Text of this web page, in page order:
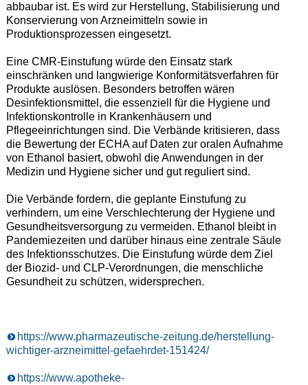
abbaubar ist. Es wird zur Herstellung, Stabilisierung und
Konservierung von Arzneimitteln sowie in
Produktionsprozessen eingesetzt.
Eine CMR-Einstufung würde den Einsatz stark
einschränken und langwierige Konformitätsverfahren für
Produkte auslösen. Besonders betroffen wären
Desinfektionsmittel, die essenziell für die Hygiene und
Infektionskontrolle in Krankenhäusern und
Pflegeeinrichtungen sind. Die Verbände kritisieren, dass
die Bewertung der ECHA auf Daten zur oralen Aufnahme
von Ethanol basiert, obwohl die Anwendungen in der
Medizin und Hygiene sicher und gut reguliert sind.
Die Verbände fordern, die geplante Einstufung zu
verhindern, um eine Verschlechterung der Hygiene und
Gesundheitsversorgung zu vermeiden. Ethanol bleibt in
Pandemiezeiten und darüber hinaus eine zentrale Säule
des Infektionsschutzes. Die Einstufung würde dem Ziel
der Biozid- und CLP-Verordnungen, die menschliche
Gesundheit zu schützen, widersprechen.
https://www.pharmazeutische-zeitung.de/herstellung-
wichtiger-arzneimittel-gefaehrdet-151424/
https://www.apotheke-